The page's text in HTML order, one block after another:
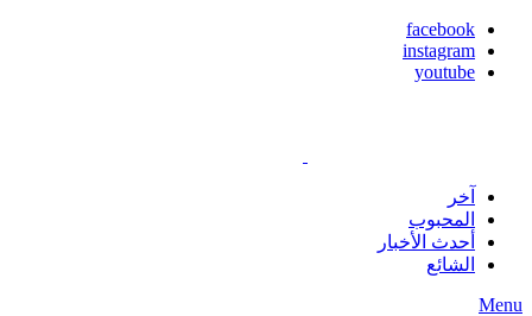
facebook
instagram
youtube
آخر
المحبوب
أحدث الأخبار
الشائع
Menu